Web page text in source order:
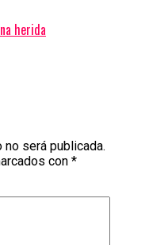
herida
será publicada.
con *